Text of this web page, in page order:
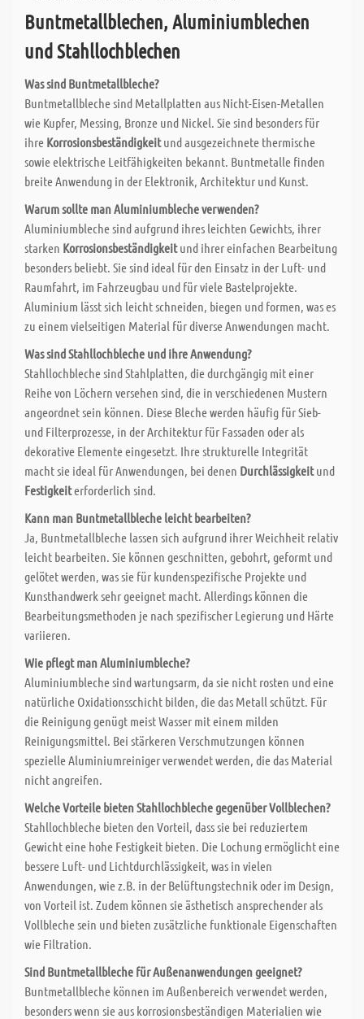
Buntmetallblechen, Aluminiumblechen
und Stahllochblechen
Was sind Buntmetallbleche?
Buntmetallbleche sind Metallplatten aus Nicht-Eisen-Metallen
wie Kupfer, Messing, Bronze und Nickel. Sie sind besonders für
ihre Korrosionsbeständigkeitund ausgezeichnete thermische
sowie elektrische Leitfähigkeiten bekannt. Buntmetalle finden
breite Anwendung in der Elektronik, Architektur und Kunst.
Warum sollte man Aluminiumbleche verwenden?
Aluminiumbleche sind aufgrund ihres leichten Gewichts, ihrer
starken Korrosionsbeständigkeitund ihrer einfachen Bearbeitung
besonders beliebt. Sie sind ideal für den Einsatz in der Luft- und
Raumfahrt, im Fahrzeugbau und für viele Bastelprojekte.
Aluminium lässt sich leicht schneiden, biegen und formen, was es
zu einem vielseitigen Material für diverse Anwendungen macht.
Was sind Stahllochbleche und ihre Anwendung?
Stahllochbleche sind Stahlplatten, die durchgängig mit einer
Reihe von Löchern versehen sind, die in verschiedenen Mustern
angeordnet sein können. Diese Bleche werden häufig für Sieb-
und Filterprozesse, in der Architektur für Fassaden oder als
dekorative Elemente eingesetzt. Ihre strukturelle Integrität
macht sie ideal für Anwendungen, bei denen Durchlässigkeitund
Festigkeiterforderlich sind.
Kann man Buntmetallbleche leicht bearbeiten?
Ja, Buntmetallbleche lassen sich aufgrund ihrer Weichheit relativ
leicht bearbeiten. Sie können geschnitten, gebohrt, geformt und
gelötet werden, was sie für kundenspezifische Projekte und
Kunsthandwerk sehr geeignet macht. Allerdings können die
Bearbeitungsmethoden je nach spezifischer Legierung und Härte
variieren.
Wie pflegt man Aluminiumbleche?
Aluminiumbleche sind wartungsarm, da sie nicht rosten und eine
natürliche Oxidationsschicht bilden, die das Metall schützt. Für
die Reinigung genügt meist Wasser mit einem milden
Reinigungsmittel. Bei stärkeren Verschmutzungen können
spezielle Aluminiumreiniger verwendet werden, die das Material
nicht angreifen.
Welche Vorteile bieten Stahllochbleche gegenüber Vollblechen?
Stahllochbleche bieten den Vorteil, dass sie bei reduziertem
Gewicht eine hohe Festigkeit bieten. Die Lochung ermöglicht eine
bessere Luft- und Lichtdurchlässigkeit, was in vielen
Anwendungen, wie z.B. in der Belüftungstechnik oder im Design,
von Vorteil ist. Zudem können sie ästhetisch ansprechender als
Vollbleche sein und bieten zusätzliche funktionale Eigenschaften
wie Filtration.
Sind Buntmetallbleche für Außenanwendungen geeignet?
Buntmetallbleche können im Außenbereich verwendet werden,
besonders wenn sie aus korrosionsbeständigen Materialien wie